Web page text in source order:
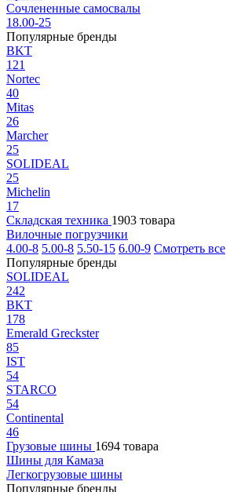
Сочлененные самосвалы
18.00-25
Популярные бренды
BKT
121
Nortec
40
Mitas
26
Marcher
25
SOLIDEAL
25
Michelin
17
Складская техника 1903 товара
Вилочные погрузчики
4.00-8 5.00-8 5.50-15 6.00-9 Смотреть все
Популярные бренды
SOLIDEAL
242
BKT
178
Emerald Greckster
85
IST
54
STARCO
54
Continental
46
Грузовые шины 1694 товара
Шины для Камаза
Легкогрузовые шины
Популярные бренды